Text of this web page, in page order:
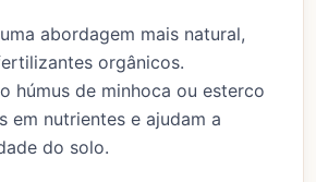
abordagem mais natural,
orgânicos.
húmus de minhoca ou esterco
em nutrientes e ajudam a
do solo.